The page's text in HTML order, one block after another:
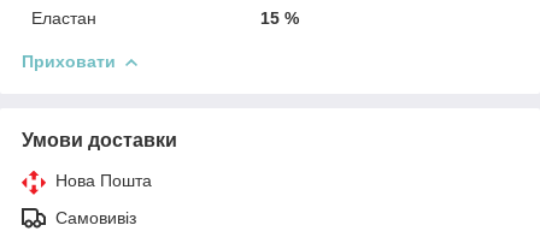
Еластан
15 %
Приховати
Умови доставки
Нова Пошта
Самовивіз